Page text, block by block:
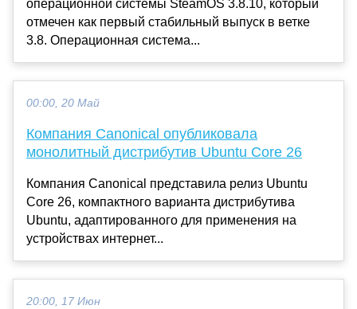
операционной системы SteamOS 3.8.10, который
отмечен как первый стабильный выпуск в ветке
3.8. Операционная система...
00:00, 20 Май
Компания Canonical опубликовала
монолитный дистрибутив Ubuntu Core 26
Компания Canonical представила релиз Ubuntu
Core 26, компактного варианта дистрибутива
Ubuntu, адаптированного для применения на
устройствах интернет...
20:00, 17 Июн